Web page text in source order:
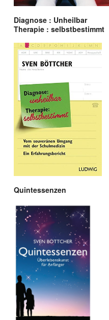
Diagnose : Unheilbar
Therapie : selbstbestimmt
Quintessenzen